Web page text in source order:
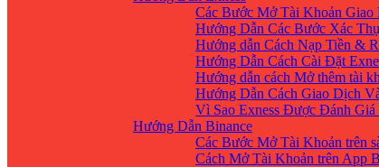
Các Bước Mở Tài Khoản Giao
Hướng Dẫn Các Bước Xác
Hướng dẫn Cách Nạp Tiền &
Hướng Dẫn Cách Cài Đặt
Hướng dẫn cách Mở thêm tài
Hướng Dẫn Cách Giao Dịch
Vì Sao Exness Được Đánh
Hướng Dẫn Binance
Các Bước Mở Tài Khoản trên
Cách Mở Tài Khoản trên App